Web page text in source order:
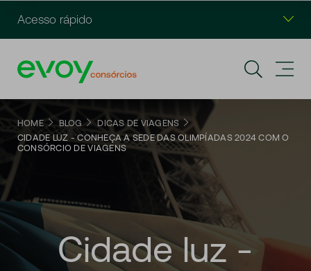
Acesso rápido
HOME BLOG
DICAS DE VIAGENS
CIDADE LUZ - CONHEÇA A SEDE DAS OLIMPÍADAS 2024 COM O
CONSÓRCIO DE VIAGENS
Cidade luz -